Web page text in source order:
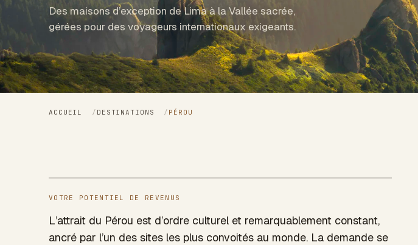
Des maisons d’exception de Lima à la Vallée sacrée,
gérées pour des voyageurs internationaux exigeants.
ACCUEIL / DESTINATIONS / PÉROU
VOTRE POTENTIEL DE REVENUS
L’attrait du Pérou est d’ordre culturel et remarquablement constant,
ancré par l’un des sites les plus convoités au monde. La demande se